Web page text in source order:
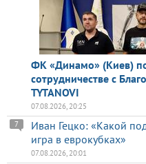
ФК «Динамо» (Киев)
сотрудничестве с
TYTANOVI
07.08.2026, 20:25
Иван Гецко: «Какой
игра в еврокубках»
7
07.08.2026, 20:01